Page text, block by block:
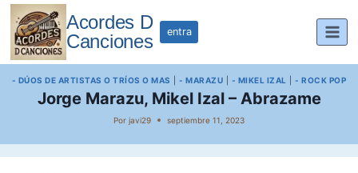
Saltar
contenido
Acordes D
Canciones
entra
- DÚOS DE ARTISTAS O TRÍOS O MAS |- MARAZU - MIKEL IZAL |- ROCK POP
Jorge Marazu, Mikel Izal – Abrazame
Por javi29 septiembre 11, 2023